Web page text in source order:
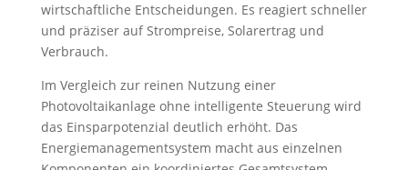
wirtschaftliche Entscheidungen. Es reagiert schneller
und präziser auf Strompreise, Solarertrag und
Verbrauch.
Im Vergleich zur reinen Nutzung einer
Photovoltaikanlage ohne intelligente Steuerung wird
das Einsparpotenzial deutlich erhöht. Das
Energiemanagementsystem macht aus einzelnen